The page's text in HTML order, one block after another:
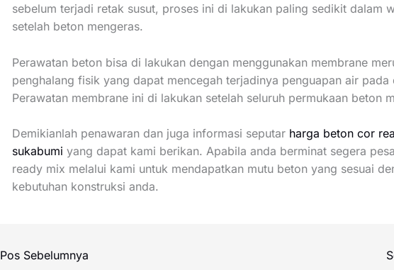
sebelum terjadi retak susut, proses ini di lakukan paling sedikit dalam
setelah beton mengeras.
Perawatan beton bisa di lakukan dengan menggunakan membrane
penghalang fisik yang dapat mencegah terjadinya penguapan air pada
Perawatan membrane ini di lakukan setelah seluruh permukaan beton
Demikianlah penawaran dan juga informasi seputar harga beton cor
sukabumi yang dapat kami berikan. Apabila anda berminat segera
ready mix melalui kami untuk mendapatkan mutu beton yang sesuai
kebutuhan konstruksi anda.
Pos Sebelumnya